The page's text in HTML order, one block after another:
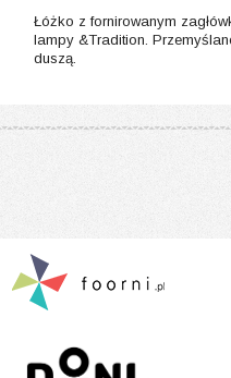
Łóżko z fornirowanym
lampy &Tradition.
duszą.